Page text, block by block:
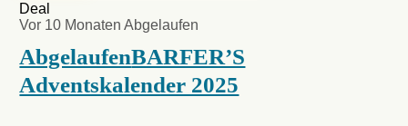
Deal
Vor 10 MonatenAbgelaufen
AbgelaufenBARFER’S
Adventskalender 2025